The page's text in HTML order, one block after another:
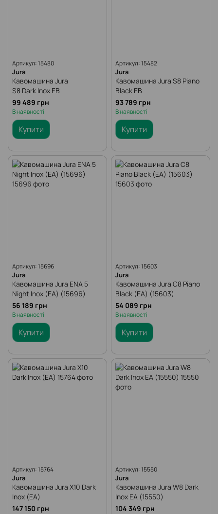
Артикул: 15480
Jura
Кавомашина Jura
S8 Dark Inox EB
99 489 грн
В наявності
Купити
Артикул: 15482
Jura
Кавомашина Jura S8 Piano
Black EB
93 789 грн
В наявності
Купити
Артикул: 15696
Jura
Кавомашина Jura ENA 5
Night Inox (EA) (15696)
56 189 грн
В наявності
Купити
Артикул: 15603
Jura
Кавомашина Jura C8 Piano
Black (EA) (15603)
54 089 грн
В наявності
Купити
Артикул: 15764
Jura
Кавомашина Jura X10 Dark
Inox (EA)
147 150 грн
Артикул: 15550
Jura
Кавомашина Jura W8 Dark
Inox EA (15550)
104 349 грн